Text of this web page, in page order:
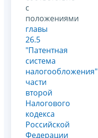
с
положениями
главы
26.5
"Патентная
система
налогообложения"
части
второй
Налогового
кодекса
Российской
Федерации